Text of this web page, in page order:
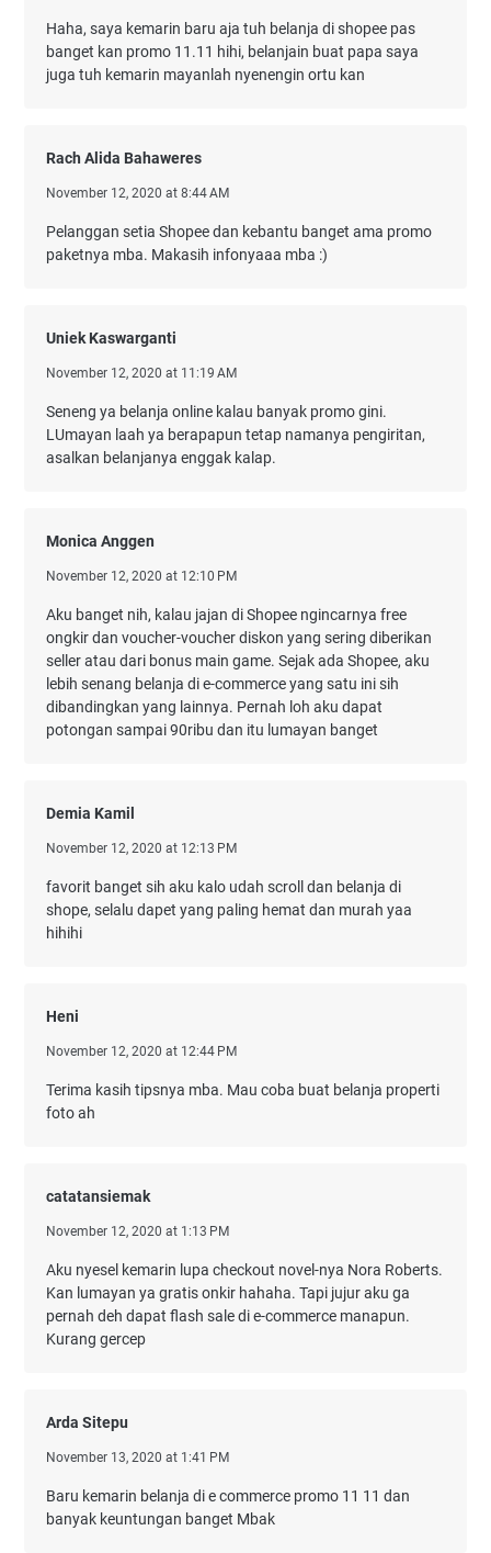
Haha, saya kemarin baru aja tuh belanja di shopee pas
banget kan promo 11.11 hihi, belanjain buat papa saya
juga tuh kemarin mayanlah nyenengin ortu kan
Rach Alida Bahaweres
November 12, 2020 at 8:44 AM
Pelanggan setia Shopee dan kebantu banget ama promo
paketnya mba. Makasih infonyaaa mba :)
Uniek Kaswarganti
November 12, 2020 at 11:19 AM
Seneng ya belanja online kalau banyak promo gini.
LUmayan laah ya berapapun tetap namanya pengiritan,
asalkan belanjanya enggak kalap.
Monica Anggen
November 12, 2020 at 12:10 PM
Aku banget nih, kalau jajan di Shopee ngincarnya free
ongkir dan voucher-voucher diskon yang sering diberikan
seller atau dari bonus main game. Sejak ada Shopee, aku
lebih senang belanja di e-commerce yang satu ini sih
dibandingkan yang lainnya. Pernah loh aku dapat
potongan sampai 90ribu dan itu lumayan banget
Demia Kamil
November 12, 2020 at 12:13 PM
favorit banget sih aku kalo udah scroll dan belanja di
shope, selalu dapet yang paling hemat dan murah yaa
hihihi
Heni
November 12, 2020 at 12:44 PM
Terima kasih tipsnya mba. Mau coba buat belanja properti
foto ah
catatansiemak
November 12, 2020 at 1:13 PM
Aku nyesel kemarin lupa checkout novel-nya Nora Roberts.
Kan lumayan ya gratis onkir hahaha. Tapi jujur aku ga
pernah deh dapat flash sale di e-commerce manapun.
Kurang gercep
Arda Sitepu
November 13, 2020 at 1:41 PM
Baru kemarin belanja di e commerce promo 11 11 dan
banyak keuntungan banget Mbak